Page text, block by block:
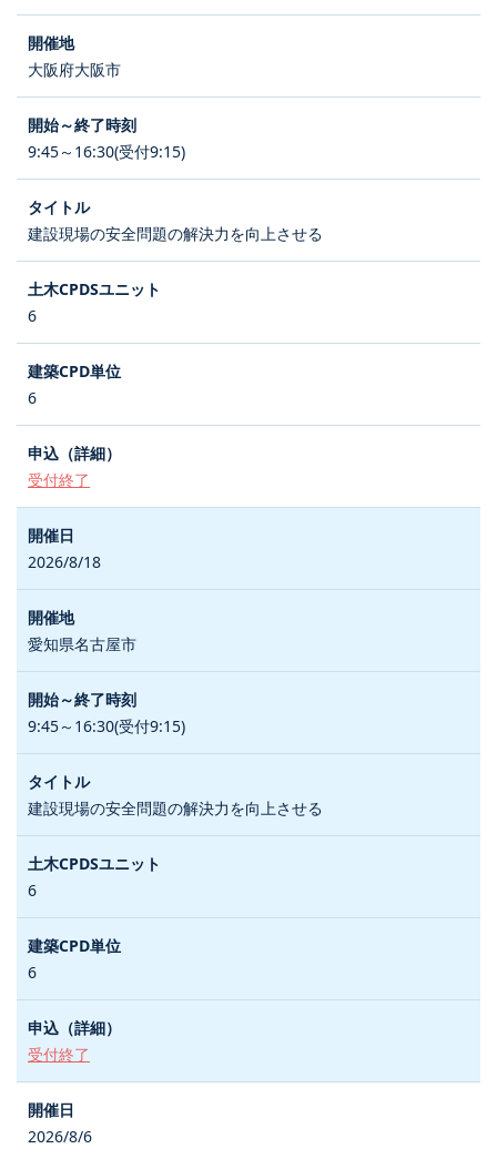
大阪府大阪市
9:45～16:30(受付9:15)
建設現場の安全問題の解決力を向上させる
6
6
受付終了
2026/8/18
愛知県名古屋市
9:45～16:30(受付9:15)
建設現場の安全問題の解決力を向上させる
6
6
受付終了
2026/8/6